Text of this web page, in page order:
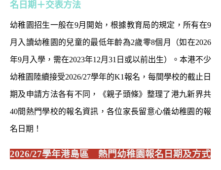
名日期＋交表方法
幼稚園招生一般在9月開始，根據教育局的規定，所有在9
月入讀幼稚園的兒童的最低年齡為2歲零8個月（如在2026
年9月入學，需在2023年12月31日或以前出生）。本港不少
幼稚園陸續接受2026/27學年的K1報名，每間學校的截止日
期及申請方法各有不同，《親子頭條》整理了港九新界共
40間熱門學校的報名資訊，各位家長留意心儀幼稚園的報
名日期！
2026/27學年港島區 熱門幼稚園報名日期及方式